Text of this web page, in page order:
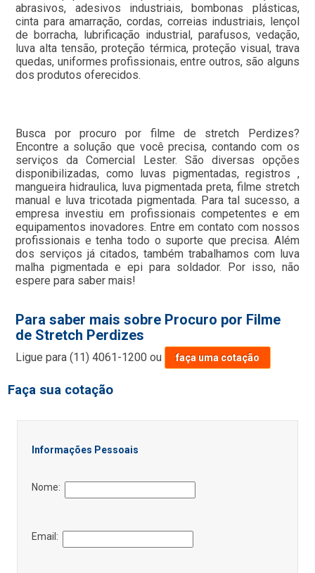
abrasivos, adesivos industriais, bombonas plásticas,
cinta para amarração, cordas, correias industriais, lençol
de borracha, lubrificação industrial, parafusos, vedação,
luva alta tensão, proteção térmica, proteção visual, trava
quedas, uniformes profissionais, entre outros, são alguns
dos produtos oferecidos.
Busca por procuro por filme de stretch Perdizes?
Encontre a solução que você precisa, contando com os
serviços da Comercial Lester. São diversas opções
disponibilizadas, como luvas pigmentadas, registros ,
mangueira hidraulica, luva pigmentada preta, filme stretch
manual e luva tricotada pigmentada. Para tal sucesso, a
empresa investiu em profissionais competentes e em
equipamentos inovadores. Entre em contato com nossos
profissionais e tenha todo o suporte que precisa. Além
dos serviços já citados, também trabalhamos com luva
malha pigmentada e epi para soldador. Por isso, não
espere para saber mais!
Para saber mais sobre Procuro por Filme
de Stretch Perdizes
Ligue para(11) 4061-1200 ou faça uma cotação
Faça sua cotação
Informações Pessoais
Nome:
Email: